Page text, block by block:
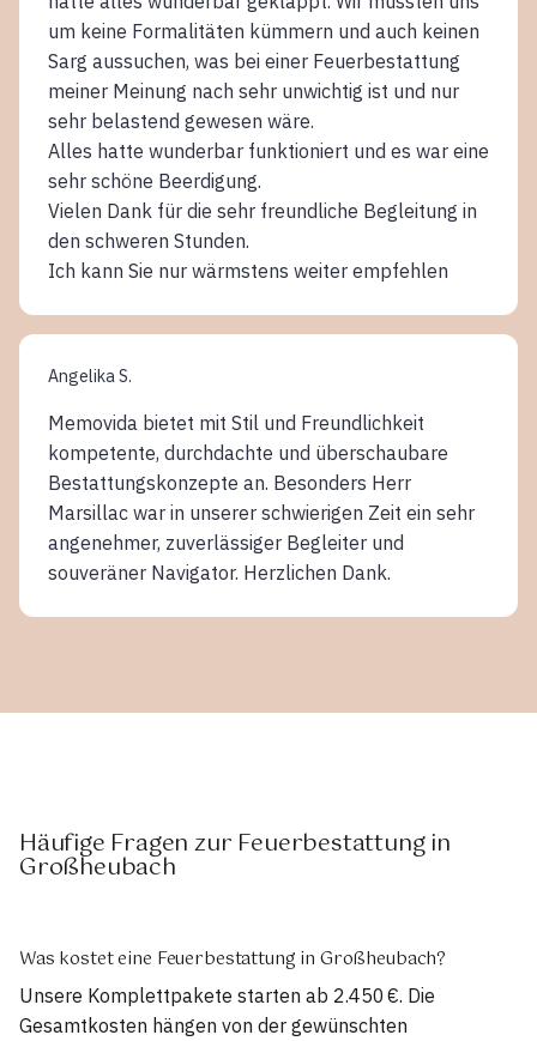
um keine Formalitäten kümmern und auch keinen
Sarg aussuchen, was bei einer Feuerbestattung
meiner Meinung nach sehr unwichtig ist und nur
sehr belastend gewesen wäre.
Alles hatte wunderbar funktioniert und es war eine
sehr schöne Beerdigung.
Vielen Dank für die sehr freundliche Begleitung in
den schweren Stunden.
Ich kann Sie nur wärmstens weiter empfehlen
Angelika S.
Memovida bietet mit Stil und Freundlichkeit
kompetente, durchdachte und überschaubare
Bestattungskonzepte an. Besonders Herr
Marsillac war in unserer schwierigen Zeit ein sehr
angenehmer, zuverlässiger Begleiter und
souveräner Navigator. Herzlichen Dank.
Häufige Fragen zur Feuerbestattung in
Großheubach
Was kostet eine Feuerbestattung in Großheubach?
Unsere Komplettpakete starten ab 2.450 €. Die
Gesamtkosten hängen von der gewünschten